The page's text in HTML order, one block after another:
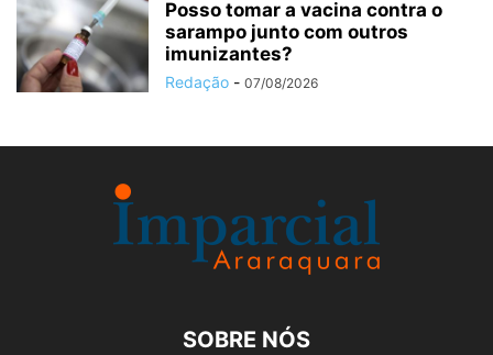
Posso tomar a vacina contra o
sarampo junto com outros
imunizantes?
Redação - 07/08/2026
SOBRE NÓS